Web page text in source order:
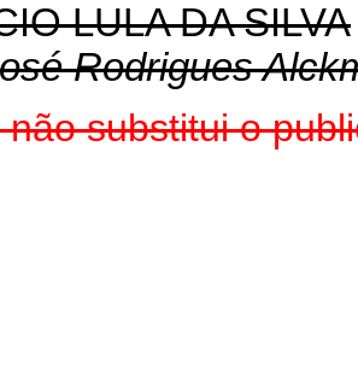
LULA DA SILVA
Rodrigues
substitui o